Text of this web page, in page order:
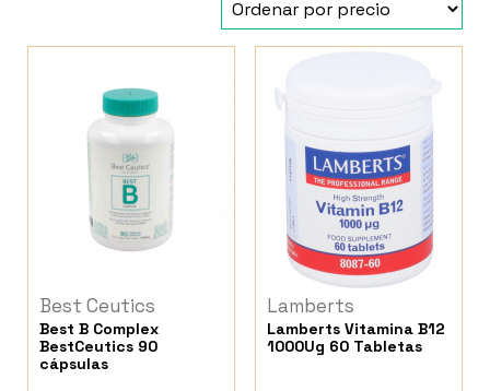
Best Ceutics
Best B Complex
BestCeutics 90
cápsulas
Lamberts
Lamberts Vitamina B12
1000Ug 60 Tabletas